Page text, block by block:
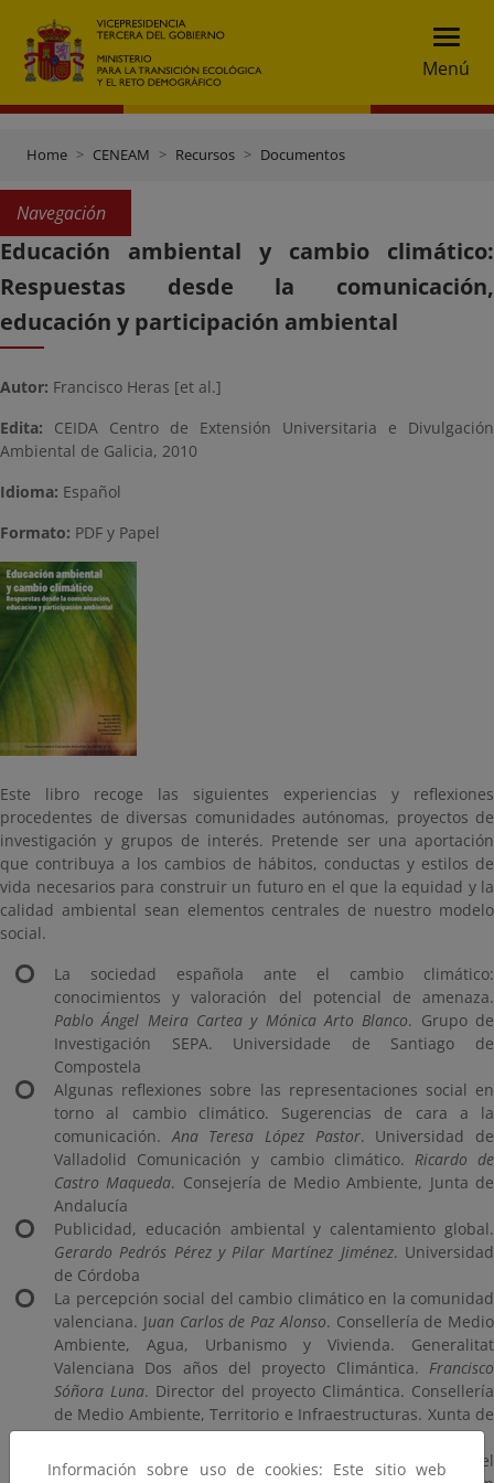
Menú
Home CENEAM Recursos Documentos
Navegación
Educación ambiental y cambio climático:
Respuestas desde la comunicación,
educación y participación ambiental
Autor: Francisco Heras [et al.]
Edita: CEIDA Centro de Extensión Universitaria e Divulgación
Ambiental de Galicia, 2010
Idioma: Español
Formato: PDF y Papel
Este libro recoge las siguientes experiencias y reflexiones
procedentes de diversas comunidades autónomas, proyectos de
investigación y grupos de interés. Pretende ser una aportación
que contribuya a los cambios de hábitos, conductas y estilos de
vida necesarios para construir un futuro en el que la equidad y la
calidad ambiental sean elementos centrales de nuestro modelo
social.
La sociedad española ante el cambio climático:
conocimientos y valoración del potencial de amenaza.
Pablo Ángel Meira Cartea y Mónica Arto Blanco. Grupo de
Investigación SEPA. Universidade de Santiago de
Compostela
Algunas reflexiones sobre las representaciones social en
torno al cambio climático. Sugerencias de cara a la
comunicación.Ana Teresa López Pastor. Universidad de
Valladolid Comunicación y cambio climático. Ricardo de
Castro Maqueda. Consejería de Medio Ambiente, Junta de
Andalucía
Publicidad, educación ambiental y calentamiento global.
Gerardo Pedrós Pérez y Pilar Martínez Jiménez. Universidad
de Córdoba
La percepción social del cambio climático en la comunidad
valenciana. Juan Carlos de Paz Alonso. Consellería de Medio
Ambiente, Agua, Urbanismo y Vivienda. Generalitat
Valenciana Dos años del proyecto Climántica. Francisco
Sóñora Luna. Director del proyecto Climántica. Consellería
de Medio Ambiente, Territorio e Infraestructuras. Xunta de
Galicia
La educación ambiental frente al cambio climático en el
Información sobre uso de cookies: Este sitio web